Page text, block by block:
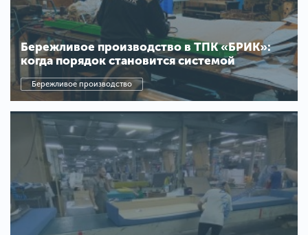
Бережливое производство в ТПК «БРИК»:
когда порядок становится системой
Бережливое производство